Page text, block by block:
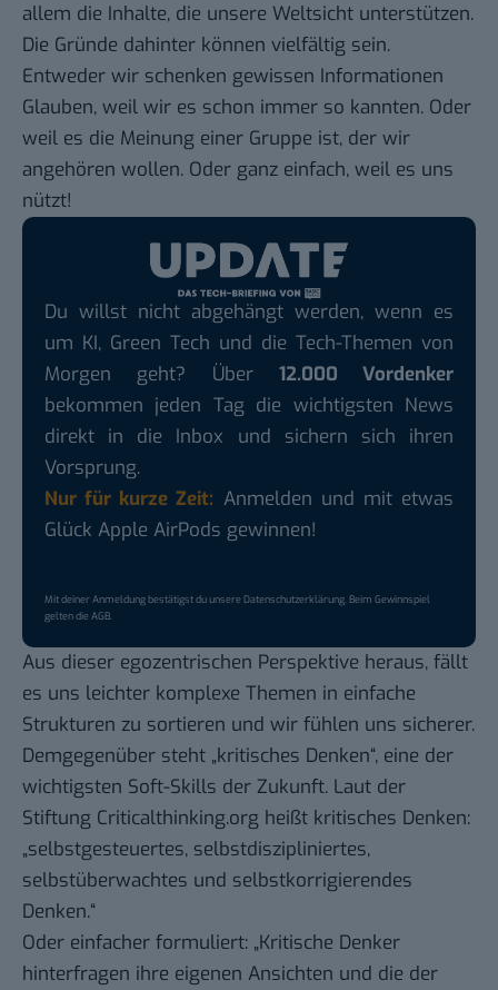
allem die Inhalte, die unsere Weltsicht unterstützen.
Die Gründe dahinter können vielfältig sein.
Entweder wir schenken gewissen Informationen
Glauben, weil wir es schon immer so kannten. Oder
weil es die Meinung einer Gruppe ist, der wir
angehören wollen. Oder ganz einfach, weil es uns
nützt!
Du willst nicht abgehängt werden, wenn es
um KI, Green Tech und die Tech-Themen von
Morgen geht? Über 12.000 Vordenker
bekommen jeden Tag die wichtigsten News
direkt in die Inbox und sichern sich ihren
Vorsprung.
Nur für kurze Zeit: Anmelden und mit etwas
Glück Apple AirPods gewinnen!
Mit deiner Anmeldung bestätigst du unsereDatenschutzerklärung. Beim Gewinnspiel
gelten dieAGB.
Aus dieser egozentrischen Perspektive heraus, fällt
es uns leichter komplexe Themen in einfache
Strukturen zu sortieren und wir fühlen uns sicherer.
Demgegenüber steht „kritisches Denken“, eine der
wichtigsten Soft-Skills der Zukunft. Laut der
Stiftung Criticalthinking.org heißt kritisches Denken:
„selbstgesteuertes, selbstdiszipliniertes,
selbstüberwachtes und selbstkorrigierendes
Denken.“
Oder einfacher formuliert: „Kritische Denker
hinterfragen ihre eigenen Ansichten und die der